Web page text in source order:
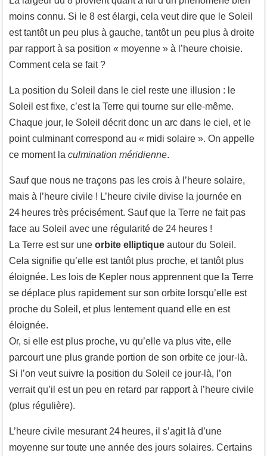
moins connu. Si le 8 est élargi, cela veut dire que le Soleil
est tantôt un peu plus à gauche, tantôt un peu plus à droite
par rapport à sa position « moyenne » à l’heure choisie.
Comment cela se fait ?
La position du Soleil dans le ciel reste une illusion : le
Soleil est fixe, c’est la Terre qui tourne sur elle-même.
Chaque jour, le Soleil décrit donc un arc dans le ciel, et le
point culminant correspond au « midi solaire ». On appelle
ce moment la culmination méridienne.
Sauf que nous ne traçons pas les crois à l’heure solaire,
mais à l’heure civile ! L’heure civile divise la journée en
24 heures très précisément. Sauf que la Terre ne fait pas
face au Soleil avec une régularité de 24 heures !
La Terre est sur une orbite elliptique autour du Soleil.
Cela signifie qu’elle est tantôt plus proche, et tantôt plus
éloignée. Les lois de Kepler nous apprennent que la Terre
se déplace plus rapidement sur son orbite lorsqu’elle est
proche du Soleil, et plus lentement quand elle en est
éloignée.
Or, si elle est plus proche, vu qu’elle va plus vite, elle
parcourt une plus grande portion de son orbite ce jour-là.
Si l’on veut suivre la position du Soleil ce jour-là, l’on
verrait qu’il est un peu en retard par rapport à l’heure civile
(plus régulière).
L’heure civile mesurant 24 heures, il s’agit là d’une
moyenne sur toute une année des jours solaires. Certains